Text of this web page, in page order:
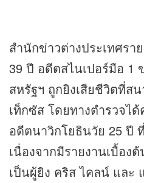
สำนักข่าวต่างประเทศรา
39 ปี อดีตสไนเปอร์มือ 1
สหรัฐฯ ถูกยิงเสียชีวิตที่ส
เท็กซัส โดยทางตำรวจไ
อดีตนาวิกโยธินวัย 25 ปี
เนื่องจากมีรายงานเบื้อง
เป็นผู้ยิง คริส ไคลน์ และ